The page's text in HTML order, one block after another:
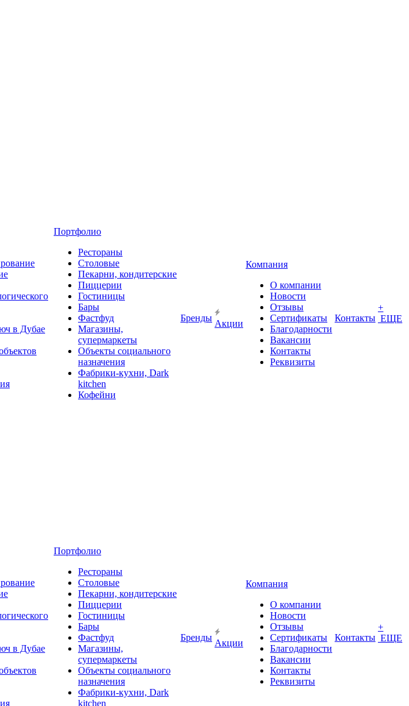
в Дубае
Портфолио
Рестораны
Столовые
Пекарни, кондитерские
Пиццерии
Гостиницы
Бары
Фастфуд
Магазины,
супермаркеты
Объекты социального
назначения
Фабрики-кухни, Dark
kitchen
Кофейни
Бренды
Акции
Компания
О компании
Новости
Отзывы
Сертификаты
Благодарности
Вакансии
Контакты
Реквизиты
Контакты
+
ЕЩЕ
в Дубае
Портфолио
Рестораны
Столовые
Пекарни, кондитерские
Пиццерии
Гостиницы
Бары
Фастфуд
Магазины,
супермаркеты
Объекты социального
назначения
Фабрики-кухни, Dark
kitchen
Бренды
Акции
Компания
О компании
Новости
Отзывы
Сертификаты
Благодарности
Вакансии
Контакты
Реквизиты
Контакты
+
ЕЩЕ